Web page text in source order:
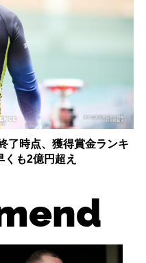
了時点、獲得賞金ランキ
も2億円超え